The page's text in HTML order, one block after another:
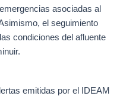
asociadas al
el seguimiento
condiciones del afluente
emitidas por el IDEAM